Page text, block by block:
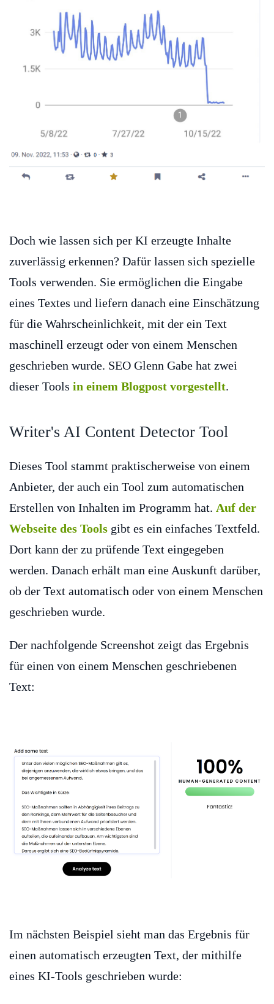
Doch wie lassen sich per KI erzeugte Inhalte
zuverlässig erkennen? Dafür lassen sich spezielle
Tools verwenden. Sie ermöglichen die Eingabe
eines Textes und liefern danach eine Einschätzung
für die Wahrscheinlichkeit, mit der ein Text
maschinell erzeugt oder von einem Menschen
geschrieben wurde. SEO Glenn Gabe hat zwei
dieser Tools in einem Blogpost vorgestellt.
Writer's AI Content Detector Tool
Dieses Tool stammt praktischerweise von einem
Anbieter, der auch ein Tool zum automatischen
Erstellen von Inhalten im Programm hat. Auf der
Webseite des Tools gibt es ein einfaches Textfeld.
Dort kann der zu prüfende Text eingegeben
werden. Danach erhält man eine Auskunft darüber,
ob der Text automatisch oder von einem Menschen
geschrieben wurde.
Der nachfolgende Screenshot zeigt das Ergebnis
für einen von einem Menschen geschriebenen
Text:
Im nächsten Beispiel sieht man das Ergebnis für
einen automatisch erzeugten Text, der mithilfe
eines KI-Tools geschrieben wurde: